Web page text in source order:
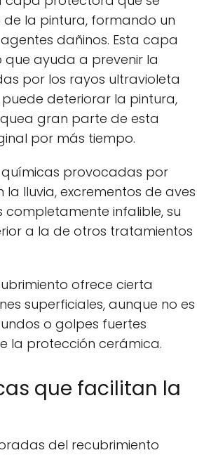
de la pintura, formando un
dañinos. Esta capa
ayuda a prevenir la
por los rayos ultravioleta
puede deteriorar la pintura,
gran parte de esta
por más tiempo.
provocadas por
lluvia, excrementos de aves
completamente infalible, su
a la de otros tratamientos
ofrece cierta
superficiales, aunque no es
o golpes fuertes
la protección cerámica.
que facilitan la
del recubrimiento